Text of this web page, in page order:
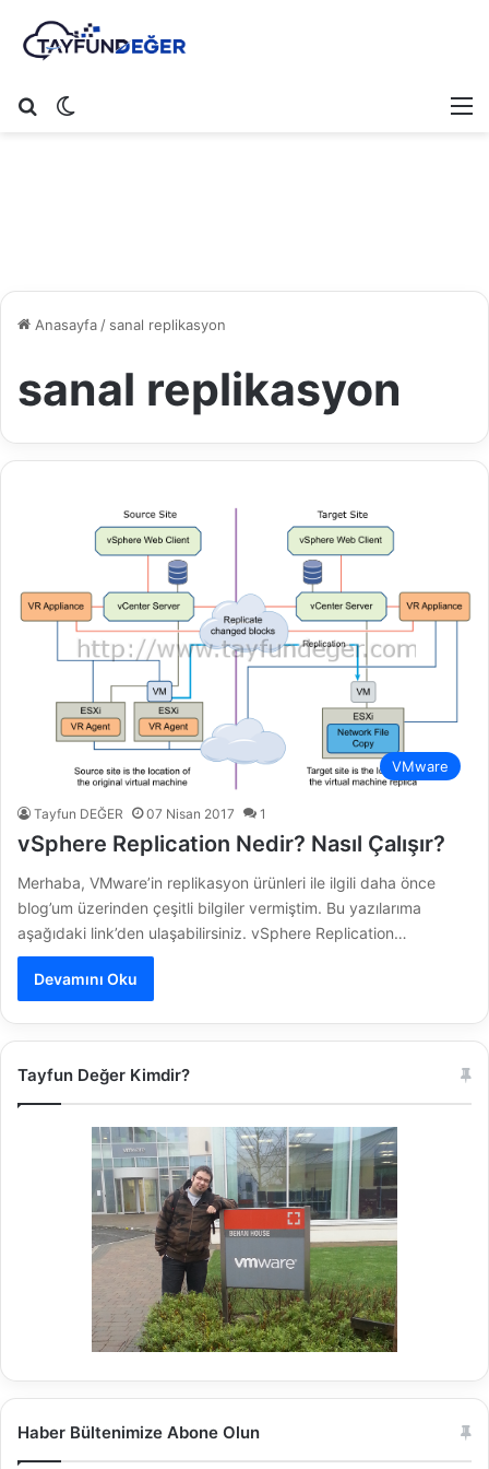
Arama yap ...
Anasayfa/ sanal replikasyon
sanal replikasyon
VMware
Tayfun DEĞER 07 Nisan 2017 1
vSphere Replication Nedir? Nasıl Çalışır?
Merhaba, VMware’in replikasyon ürünleri ile ilgili daha önce
blog’um üzerinden çeşitli bilgiler vermiştim. Bu yazılarıma
aşağıdaki link’den ulaşabilirsiniz. vSphere Replication…
Devamını Oku
Tayfun Değer Kimdir?
Haber Bültenimize Abone Olun